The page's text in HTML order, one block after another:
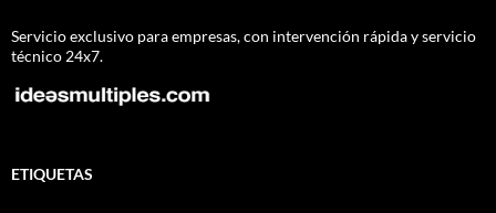
Servicio exclusivo para empresas, con intervención rápida y servicio
técnico 24x7.
ETIQUETAS